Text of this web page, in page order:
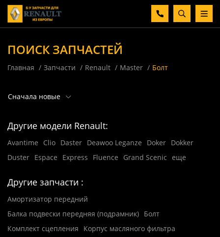
ПОИСК ЗАПЧАСТЕЙ
Главная Запчасти Renault Master Болт
Сначала новые
Другие модели Renault:
Avantime Clio Daster Deawoo Leganze Doker Dokker
Duster Espace Express Fluence Grand Scenic еще
Другие запчасти :
Амортизатор передний
Балка подвески передняя (подрамник) Болт
Комплект сцепления
Корпус масляного фильтра